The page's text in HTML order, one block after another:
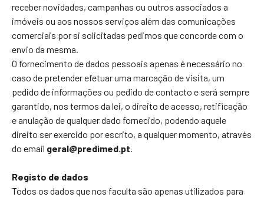
receber novidades, campanhas ou outros associados a
imóveis ou aos nossos serviços além das comunicações
comerciais por si solicitadas pedimos que concorde com o
envio da mesma.
O fornecimento de dados pessoais apenas é necessário no
caso de pretender efetuar uma marcação de visita, um
pedido de informações ou pedido de contacto e será sempre
garantido, nos termos da lei, o direito de acesso, retificação
e anulação de qualquer dado fornecido, podendo aquele
direito ser exercido por escrito, a qualquer momento, através
do email geral@predimed.pt.
Registo de dados
Todos os dados que nos faculta são apenas utilizados para